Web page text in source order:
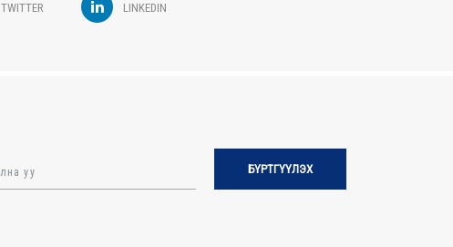
TWITTER LINKEDIN
БҮРТГҮҮЛЭХ